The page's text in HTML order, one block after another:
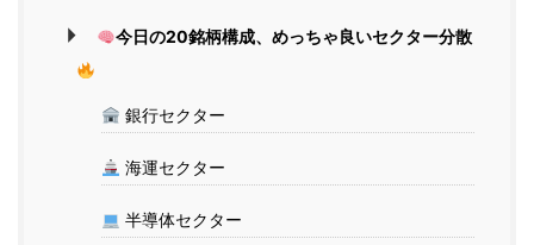
今日の20銘柄構成、めっちゃ良いセクター分散
銀行セクター
海運セクター
半導体セクター